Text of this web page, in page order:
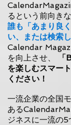
るという前向き
誰も「あまり良
い、または検索
Calendar
を向上させ、
を楽しむスマー
ください！
一流企業の全国
ある
ジネスに一流の